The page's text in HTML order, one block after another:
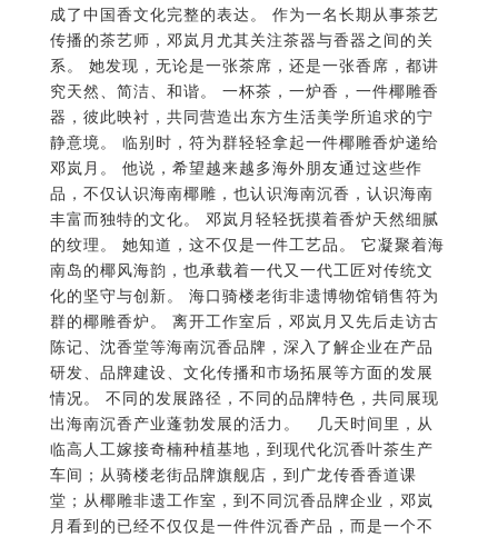
成了中国香文化完整的表达。 作为一名长期从事茶艺
传播的茶艺师，邓岚月尤其关注茶器与香器之间的关
系。 她发现，无论是一张茶席，还是一张香席，都讲
究天然、简洁、和谐。 一杯茶，一炉香，一件椰雕香
器，彼此映衬，共同营造出东方生活美学所追求的宁
静意境。 临别时，符为群轻轻拿起一件椰雕香炉递给
邓岚月。 他说，希望越来越多海外朋友通过这些作
品，不仅认识海南椰雕，也认识海南沉香，认识海南
丰富而独特的文化。 邓岚月轻轻抚摸着香炉天然细腻
的纹理。 她知道，这不仅是一件工艺品。 它凝聚着海
南岛的椰风海韵，也承载着一代又一代工匠对传统文
化的坚守与创新。 海口骑楼老街非遗博物馆销售符为
群的椰雕香炉。 离开工作室后，邓岚月又先后走访古
陈记、沈香堂等海南沉香品牌，深入了解企业在产品
研发、品牌建设、文化传播和市场拓展等方面的发展
情况。 不同的发展路径，不同的品牌特色，共同展现
出海南沉香产业蓬勃发展的活力。 几天时间里，从
临高人工嫁接奇楠种植基地，到现代化沉香叶茶生产
车间；从骑楼老街品牌旗舰店，到广龙传香香道课
堂；从椰雕非遗工作室，到不同沉香品牌企业，邓岚
月看到的已经不仅仅是一件件沉香产品，而是一个不